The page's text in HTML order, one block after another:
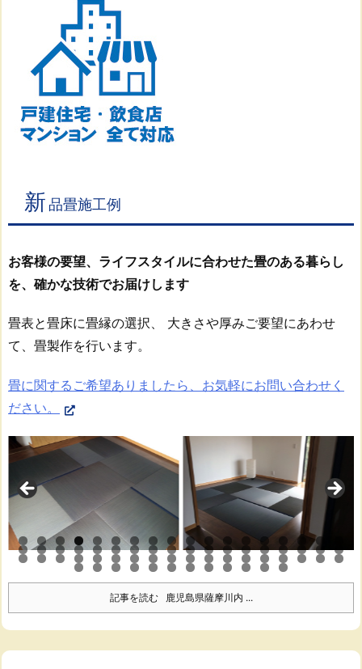
新 品畳施工例
お客様の要望、ライフスタイルに合わせた畳のある暮らし
を、確かな技術でお届けします
畳表と畳床に畳縁の選択、 大きさや厚みご要望にあわせ
て、畳製作を行います。
畳に関するご希望ありましたら、お気軽にお問い合わせく
ださい。
記事を読む 鹿児島県薩摩川内 ...